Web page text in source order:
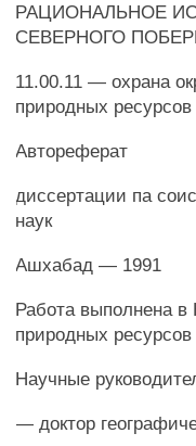
РАЦИОНАЛЬНОЕ
СЕВЕРНОГО
11.00.11 — охрана
природных ресурсов
Автореферат
диссертации па
наук
Ашхабад — 1991
Работа выполнена
природных
Научные
— доктор